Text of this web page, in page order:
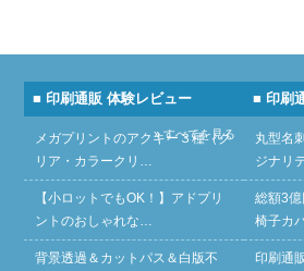
■ 印刷通販 体験レビュー
» すべてを見る
メガプリントのアクキー３種（ク
リア・カラークリ…
【小ロットでもOK！】アドプリ
ントのおしゃれな…
背景透過＆カットパス＆白版不
■ 印刷
丸型名
ジナリ
総額3億
椅子カ
印刷通